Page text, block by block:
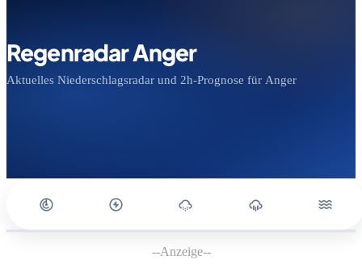
Regenradar Anger
Aktuelles Niederschlagsradar und 2h-Prognose für Anger
--Anzeige--